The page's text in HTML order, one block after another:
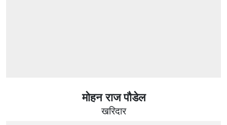
माेहन राज पाैडेल
खरिदार